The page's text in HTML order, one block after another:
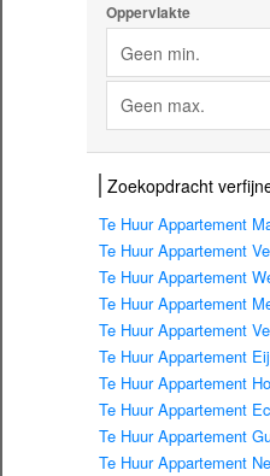
Oppervlakte
Geen min.
Geen max.
Zoekopdracht
Te Huur Appartement
Te Huur Appartement
Te Huur Appartement
Te Huur Appartement
Te Huur Appartement
Te Huur Appartement
Te Huur Appartement
Te Huur Appartement
Te Huur Appartement
Te Huur Appartement